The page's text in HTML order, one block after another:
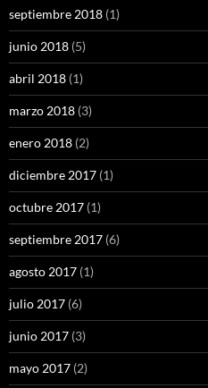
septiembre 2018 (1)
junio 2018 (5)
abril 2018 (1)
marzo 2018 (3)
enero 2018 (2)
diciembre 2017 (1)
octubre 2017 (1)
septiembre 2017 (6)
agosto 2017 (1)
julio 2017 (6)
junio 2017 (3)
mayo 2017 (2)